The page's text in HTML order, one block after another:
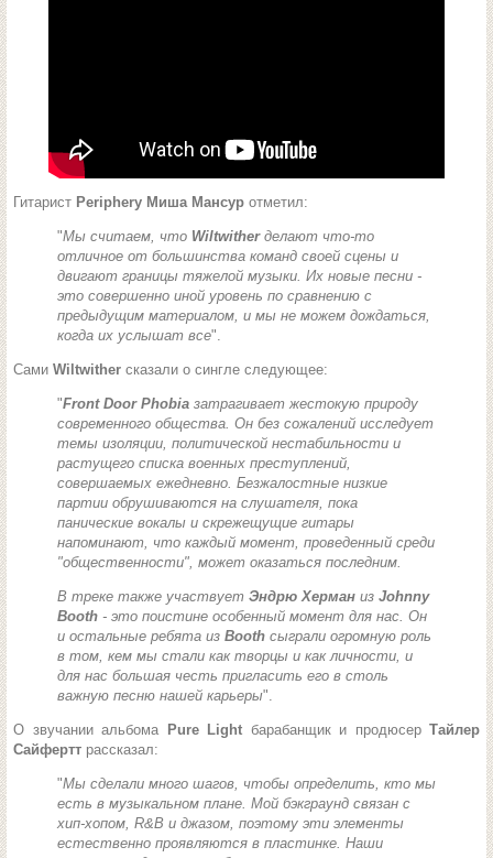
Гитарист Periphery Миша Мансур отметил:
"Мы считаем, что Wiltwither делают что-то
отличное от большинства команд своей сцены и
двигают границы тяжелой музыки. Их новые песни -
это совершенно иной уровень по сравнению с
предыдущим материалом, и мы не можем дождаться,
когда их услышат все".
Сами Wiltwither сказали о сингле следующее:
"Front Door Phobia затрагивает жестокую природу
современного общества. Он без сожалений исследует
темы изоляции, политической нестабильности и
растущего списка военных преступлений,
совершаемых ежедневно. Безжалостные низкие
партии обрушиваются на слушателя, пока
панические вокалы и скрежещущие гитары
напоминают, что каждый момент, проведенный среди
"общественности", может оказаться последним.
В треке также участвует Эндрю Херман из Johnny
Booth - это поистине особенный момент для нас. Он
и остальные ребята из Booth сыграли огромную роль
в том, кем мы стали как творцы и как личности, и
для нас большая честь пригласить его в столь
важную песню нашей карьеры".
О звучании альбома Pure Light барабанщик и продюсер Тайлер
Сайфертт рассказал:
"Мы сделали много шагов, чтобы определить, кто мы
есть в музыкальном плане. Мой бэкграунд связан с
хип-хопом, R&B и джазом, поэтому эти элементы
естественно проявляются в пластинке. Наши